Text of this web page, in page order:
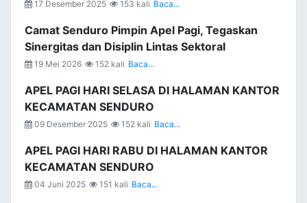
17 Desember 2025 153 kali Baca...
Camat Senduro Pimpin Apel Pagi, Tegaskan
Sinergitas dan Disiplin Lintas Sektoral
19 Mei 2026 152 kali Baca...
APEL PAGI HARI SELASA DI HALAMAN KANTOR
KECAMATAN SENDURO
09 Desember 2025 152 kali Baca...
APEL PAGI HARI RABU DI HALAMAN KANTOR
KECAMATAN SENDURO
04 Juni 2025 151 kali Baca...